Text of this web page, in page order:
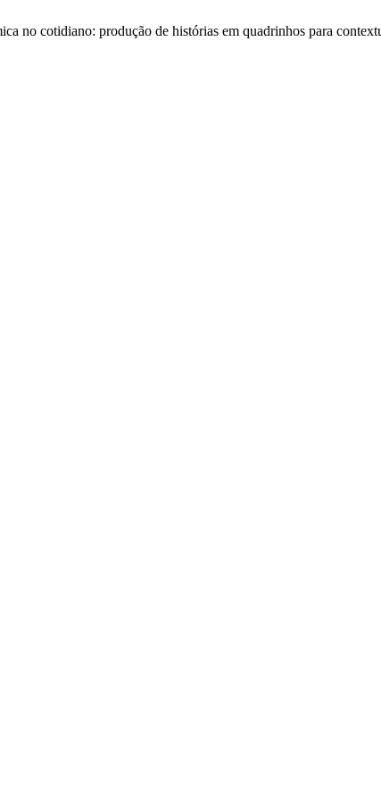
no cotidiano: produção de histórias em quadrinhos para